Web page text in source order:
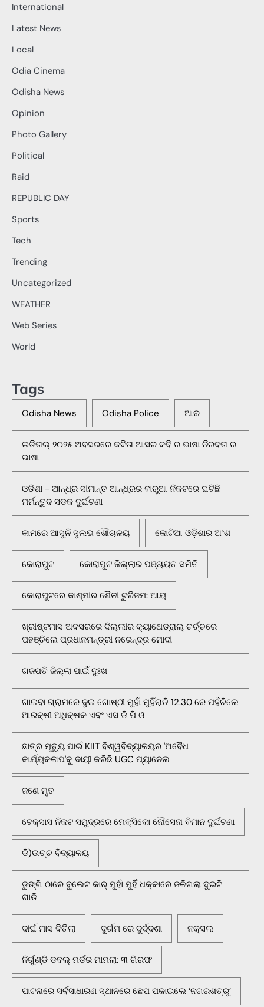
International
Latest News
Local
Odia Cinema
Odisha News
Opinion
Photo Gallery
Political
Raid
REPUBLIC DAY
Sports
Tech
Trending
Uncategorized
WEATHER
Web Series
World
Tags
Odisha News Odisha Police ଆର
ଇଡିତାଲ୍ ୨୦୨୫ ଅବସରରେ କବିତା ଆସର କବି ର ଭାଷା ନିରବତା ର
ଭାଷା
ଓଡିଶା - ଆନ୍ଧ୍ର ସୀମାନ୍ତ ଆନ୍ଧ୍ରର ବାରୁଆ ନିକଟରେ ଘଟିଛି
ମର୍ମନ୍ତୁଦ ସଡକ ଦୁର୍ଘଟଣା
କାମରେ ଆସୁନି ସୁଲଭ ଶୌଚାଳୟ କୋଟିଆ ଓଡ଼ିଶାର ଅଂଶ
କୋରାପୁଟ କୋରାପୁଟ ଜିଲ୍ଲାର ପଞ୍ଚାୟତ ସମିତି
କୋରାପୁଟରେ କାଶ୍ମୀର ଶୈଳୀ ଟୁରିଜମ: ଆୟ
ଖ୍ରୀଷ୍ଟମାସ ଅବସରରେ ଦିଲ୍ଲୀର କ୍ୟାଥେଡ୍ରାଲ୍ ଚର୍ଚ୍ଚରେ
ପହଞ୍ଚିଲେ ପ୍ରଧାନମନ୍ତ୍ରୀ ନରେନ୍ଦ୍ର ମୋଦୀ
ଗଜପତି ଜିଲ୍ଲା ପାଇଁ ଦୁଃଖ
ଗାଇବା ଗ୍ରାମରେ ଦୁଇ ଗୋଷ୍ଠୀ ମୁହାଁ ମୁହିଁରାତି 12.30 ରେ ପହଁଚିଲେ
ଆରକ୍ଷୀ ଅଧିକ୍ଷକ ଏବଂ ଏସ ଡି ପି ଓ
ଛାତ୍ର ମୃତ୍ୟୁ ପାଇଁ KIIT ବିଶ୍ୱବିଦ୍ୟାଳୟର 'ଅବୈଧ
କାର୍ଯ୍ୟକଳାପ'କୁ ଦାୟୀ କରିଛି UGC ପ୍ୟାନେଲ
ଜଣେ ମୃତ
ଟେକ୍ସାସ ନିକଟ ସମୁଦ୍ରରେ ମେକ୍ସିକୋ ନୌସେନା ବିମାନ ଦୁର୍ଘଟଣା
ଡି)ଉଚ୍ଚ ବିଦ୍ୟାଳୟ
ଡୁଙ୍ଗି ଠାରେ ବୁଲେଟ କାର୍ ମୁହାଁ ମୁହିଁ ଧକ୍କାରେ ଜଳିଗଲା ଦୁଇଟି
ଗାଡି
ଦୀର୍ଘ ମାସ ବିତିଲା ଦୁର୍ଗମ ରେ ଦୁର୍ଦ୍ଦଶା ନକ୍ସଲ
ନିର୍ଗୁଣ୍ଡି ଡବଲ୍ ମର୍ଡର ମାମଲା: ୩ ଗିରଫ
ପାଟନାରେ ସର୍ବସାଧାରଣ ସ୍ଥାନରେ ଛେପ ପକାଇଲେ ‘ନଗରଶତ୍ରୁ’